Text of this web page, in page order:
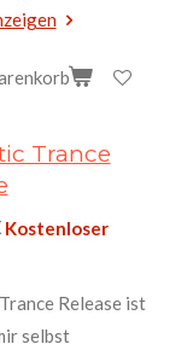
Trance
Kostenloser
Release ist
selbst